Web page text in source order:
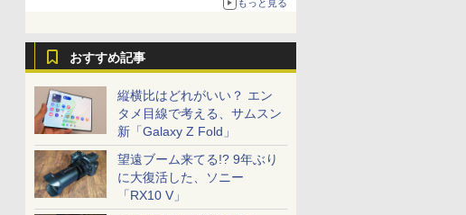
もっと見る
おすすめ記事
縦横比はどれがいい？ エン
タメ目線で考える、サムスン
新「Galaxy Z Fold」
望遠ブーム来てる!? 9年ぶり
に大復活した、ソニー
「RX10 V」